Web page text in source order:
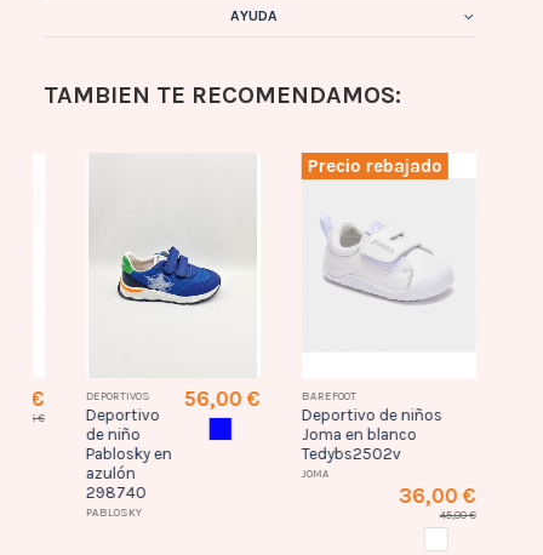
AYUDA
TAMBIEN TE RECOMENDAMOS:
DEPORTIVOS
Deportivo
de niño
Pablosky en
azulón
298740
PABLOSKY
56,00 €
Precio rebajado
BAREFOOT
Deportivo de niños
Joma en blanco
Tedybs2502v
JOMA
36,00 €
45,00 €